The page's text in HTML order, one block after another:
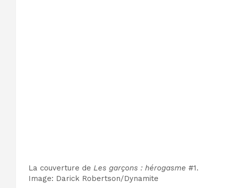
La couverture de Les garçons : hérogasme #1.
Image: Darick Robertson/Dynamite